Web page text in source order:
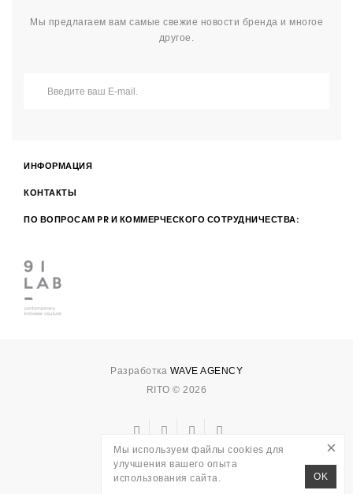
Мы предлагаем вам самые свежие новости бренда и многое
другое.
ИНФОРМАЦИЯ
КОНТАКТЫ
ПО ВОПРОСАМ PR И КОММЕРЧЕСКОГО СОТРУДНИЧЕСТВА:
Разработка WAVE AGENCY
RITO © 2026
Мы используем файлы cookies для
улучшения вашего опыта
использования сайта.
OK
×